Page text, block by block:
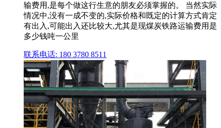
输费用,是每个做这行生意的朋友必须掌握的。 当然实际
情况中,没有一成不变的,实际价格和既定的计算方式肯定
有出入,可能出入还比较大,尤其是现煤炭铁路运输费用是
多少钱吨一公里
联系电话: 180 3780 8511